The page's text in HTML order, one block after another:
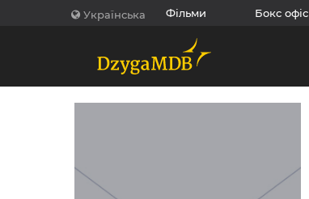
Українська Фільми Бокс офіс